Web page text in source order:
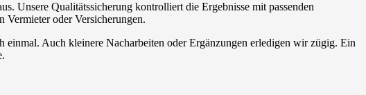
Unsere Qualitätssicherung kontrolliert die Ergebnisse mit passenden
oder Versicherungen.
einmal. Auch kleinere Nacharbeiten oder Ergänzungen erledigen wir zügig. Ein